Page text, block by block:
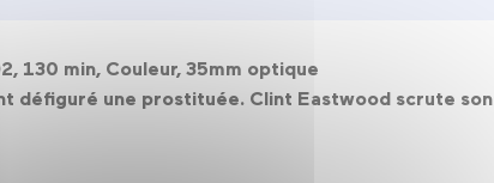
130 min, Couleur, 35mm optique
défiguré une prostituée. Clint Eastwood scrute son